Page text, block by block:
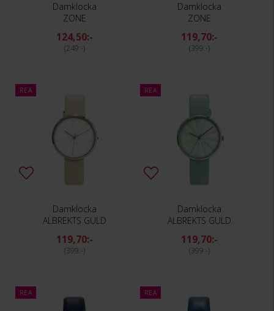
Damklocka
ZONE
124,50:-
249:-
Damklocka
ZONE
119,70:-
399:-
REA
Damklocka
ALBREKTS GULD
119,70:-
399:-
REA
Damklocka
ALBREKTS GULD
119,70:-
399:-
REA REA